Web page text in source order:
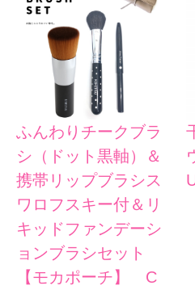
ふんわりチークブラ
シ（ドット黒軸）＆
携帯リップブラシス
ワロフスキー付＆リ
キッドファンデーシ
ョンブラシセット
【モカポーチ】 C